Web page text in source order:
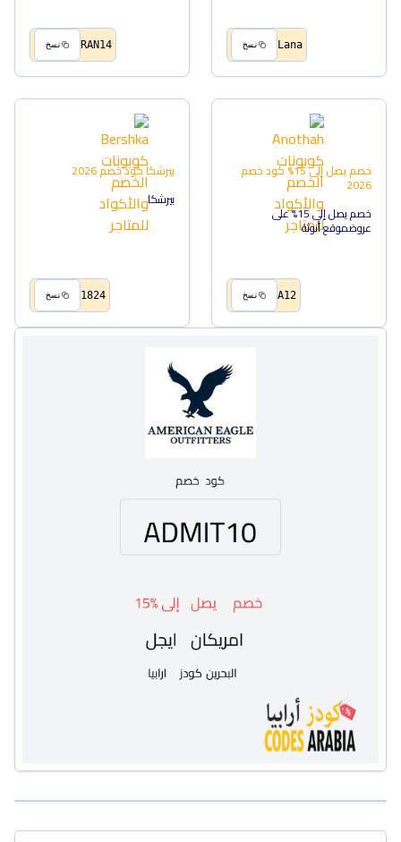
Lana نسخ RAN14 نسخ
خصم يصل إلى 15% كود خصم
2026
خصم يصل إلى 15% على
عروضموقع أنوثة
A12 نسخ
بيرشكاكود خصم2026
بيرشكا
1824 نسخ